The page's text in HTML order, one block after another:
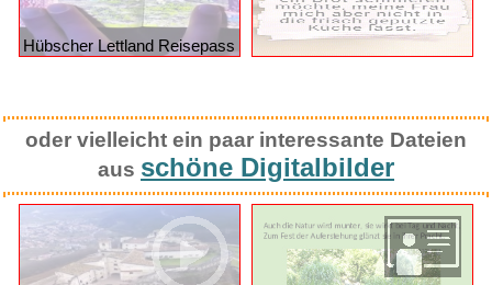
Hübscher Lettland Reisepass
oder vielleicht ein paar interessante Dateien
aus schöne Digitalbilder